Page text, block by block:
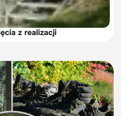
z realizacji